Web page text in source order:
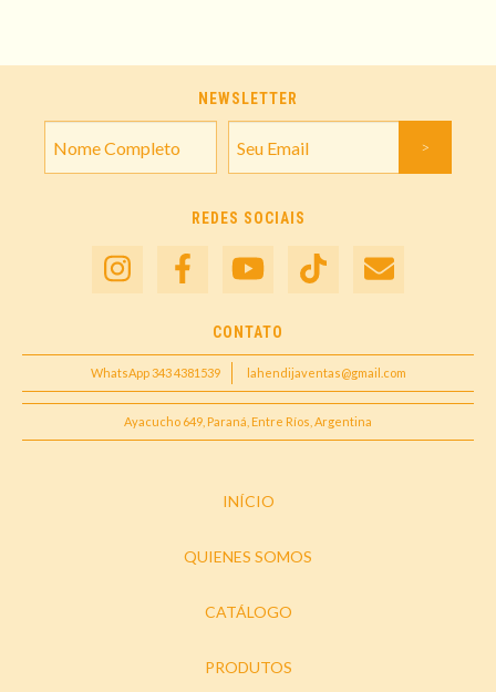
NEWSLETTER
REDES SOCIAIS
CONTATO
WhatsApp 343 4381539 lahendijaventas@gmail.com
Ayacucho 649, Paraná, Entre Ríos, Argentina
INÍCIO
QUIENES SOMOS
CATÁLOGO
PRODUTOS